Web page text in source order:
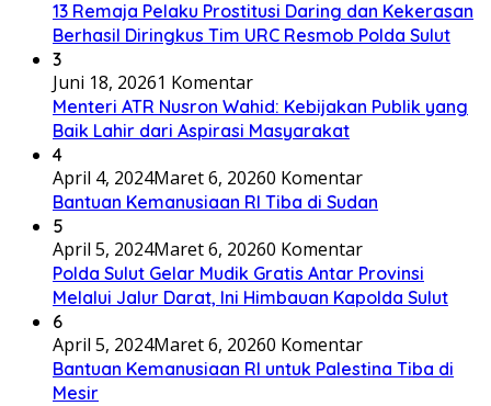
13 Remaja Pelaku Prostitusi Daring dan Kekerasan
Berhasil Diringkus Tim URC Resmob Polda Sulut
3
Juni 18, 20261 Komentar
Menteri ATR Nusron Wahid: Kebijakan Publik yang
Baik Lahir dari Aspirasi Masyarakat
4
April 4, 2024Maret 6, 20260 Komentar
Bantuan Kemanusiaan RI Tiba di Sudan
5
April 5, 2024Maret 6, 20260 Komentar
Polda Sulut Gelar Mudik Gratis Antar Provinsi
Melalui Jalur Darat, Ini Himbauan Kapolda Sulut
6
April 5, 2024Maret 6, 20260 Komentar
Bantuan Kemanusiaan RI untuk Palestina Tiba di
Mesir